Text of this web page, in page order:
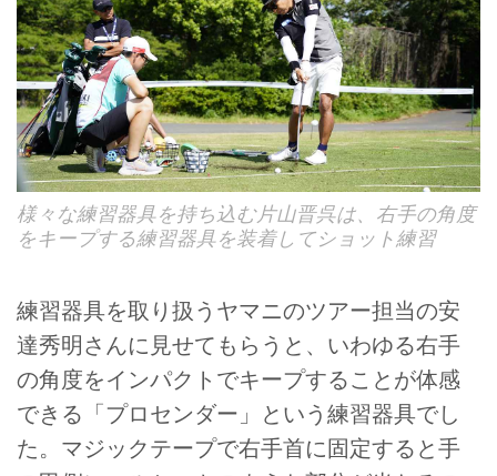
様々な練習器具を持ち込む片山晋呉は、右手の角度
をキープする練習器具を装着してショット練習
練習器具を取り扱うヤマニのツアー担当の安
達秀明さんに見せてもらうと、いわゆる右手
の角度をインパクトでキープすることが体感
できる「プロセンダー」という練習器具でし
た。マジックテープで右手首に固定すると手